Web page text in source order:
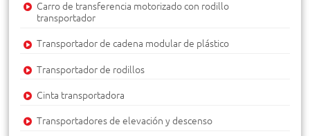
Carro de transferencia motorizado con rodillo
transportador
Transportador de cadena modular de plástico
Transportador de rodillos
Cinta transportadora
Transportadores de elevación y descenso